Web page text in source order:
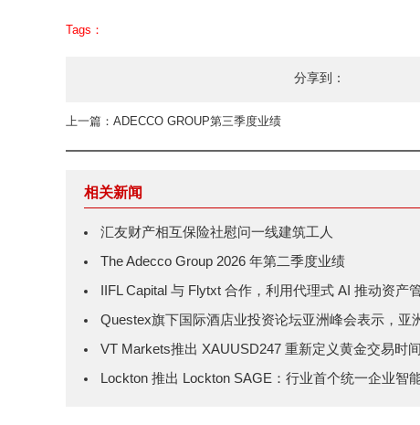
Tags：
分享到：
上一篇：ADECCO GROUP第三季度业绩
相关新闻
汇友财产相互保险社慰问一线建筑工人
The Adecco Group 2026 年第二季度业绩
IIFL Capital 与 Flytxt 合作，利用代理式 AI 推动资产
Questex旗下国际酒店业投资论坛亚洲峰会表示，亚
VT Markets推出 XAUUSD247 重新定义黄金交易时间
Lockton 推出 Lockton SAGE：行业首个统一企业智